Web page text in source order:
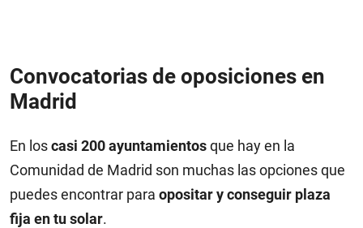
Convocatorias de oposiciones en
Madrid
En loscasi 200 ayuntamientosque hay en la
Comunidad de Madrid son muchas las opciones que
puedes encontrar para opositar y conseguir plaza
fija en tu solar.